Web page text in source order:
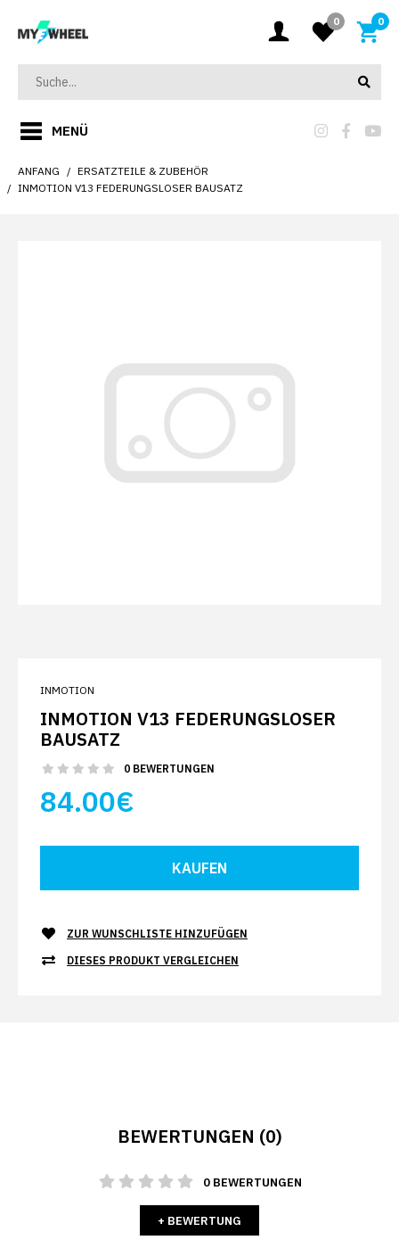
0 0
MENÜ
ANFANG
ERSATZTEILE & ZUBEHÖR
INMOTION V13 FEDERUNGSLOSER BAUSATZ
INMOTION
INMOTION V13 FEDERUNGSLOSER
BAUSATZ
0 BEWERTUNGEN
84.00€
ZUR WUNSCHLISTE HINZUFÜGEN
DIESES PRODUKT VERGLEICHEN
BEWERTUNGEN (0)
0 BEWERTUNGEN
+ BEWERTUNG